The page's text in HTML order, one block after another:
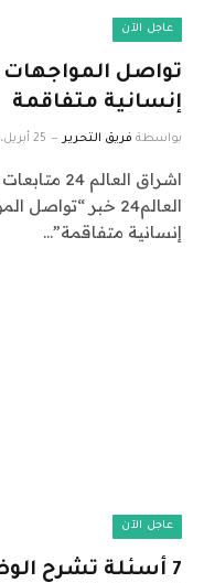
عاجل الآن
تواصل
إنسانية متفاقمة
بواسطة فريق التحرير 25 أبريل، 2025
اشراق
العالم24 خبر
إنسانية متفاقمة”…
عاجل الآن
7 أسئلة تشرح